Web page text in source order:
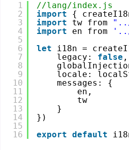
1
2
3
4
5
6
7
8
9
10
11
12
13
14
15
16
//lang/index.js
import
{
import
tw from
import
en from
let
i18n =
legacy: false ,
locale:
messages: {
en,
tw
}
})
export default